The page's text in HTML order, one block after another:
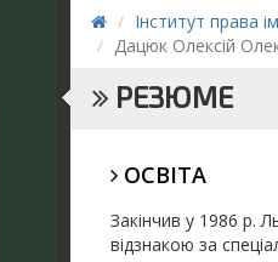
Інститут права
Дацюк Олексій
РЕЗЮМЕ
ОСВІТА
Закінчив у 1986 р.
відзнакою за